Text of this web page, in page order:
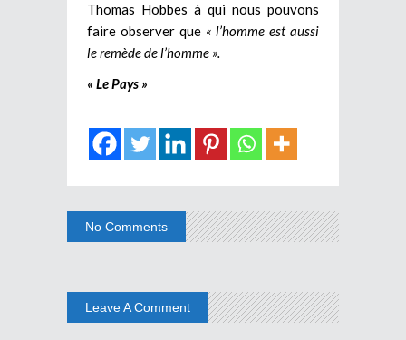
Thomas Hobbes à qui nous pouvons
faire observer que « l’homme est aussi
le remède de l’homme ».
« Le Pays »
No Comments
Leave A Comment